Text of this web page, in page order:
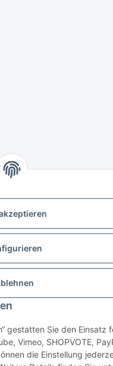
gestatten Sie den Einsatz
Vimeo, SHOPVOTE,
die Einstellung